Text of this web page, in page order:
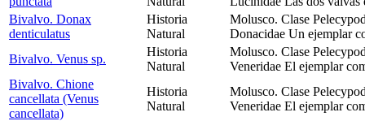
Bivalvo. Donax
denticulatus
Historia
Natural
Molusco. Clase
Donacidae Un ejemplar
Bivalvo. Venus sp.
Historia
Natural
Molusco. Clase
Veneridae El ejemplar
Bivalvo. Chione
cancellata (Venus
cancellata)
Historia
Natural
Molusco. Clase
Veneridae El ejemplar